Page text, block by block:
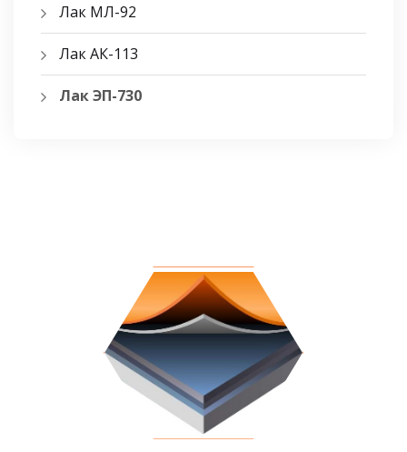
Лак МЛ-92
Лак АК-113
Лак ЭП-730